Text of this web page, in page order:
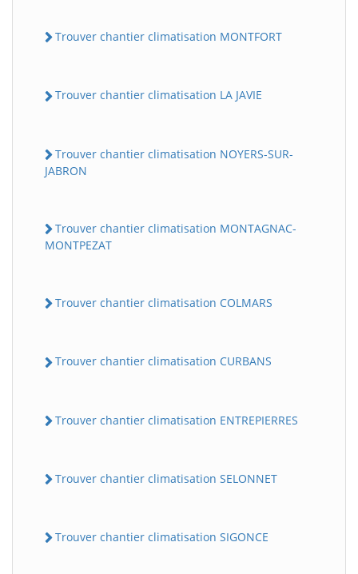
Trouver chantier climatisation MONTFORT
Trouver chantier climatisation LA JAVIE
Trouver chantier climatisation NOYERS-SUR-
JABRON
Trouver chantier climatisation MONTAGNAC-
MONTPEZAT
Trouver chantier climatisation COLMARS
Trouver chantier climatisation CURBANS
Trouver chantier climatisation ENTREPIERRES
Trouver chantier climatisation SELONNET
Trouver chantier climatisation SIGONCE